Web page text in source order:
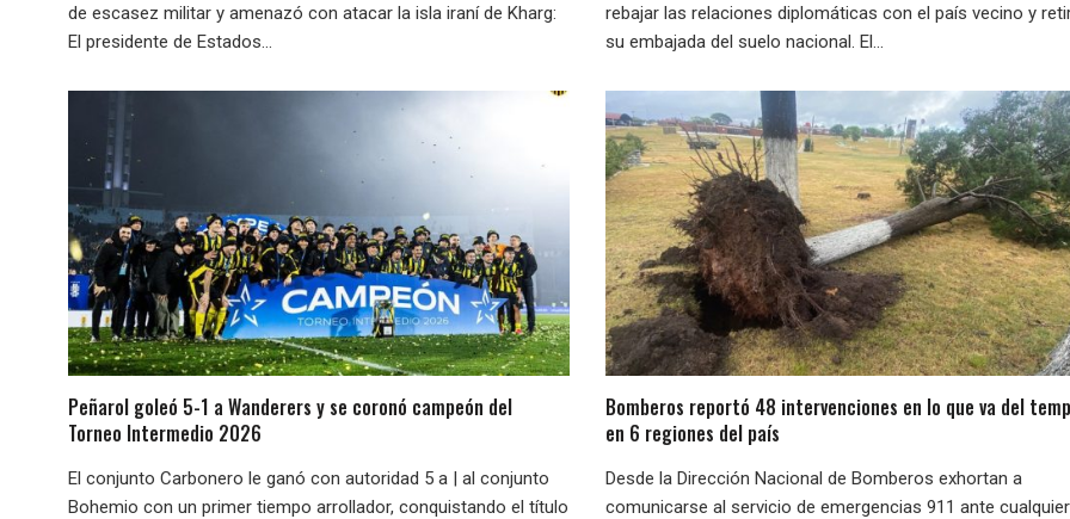
de escasez militar y amenazó con atacar la isla iraní de Kharg:
El presidente de Estados...
rebajar las relaciones diplomáticas con el país vecino y
su embajada del suelo nacional. El...
Peñarol goleó 5-1 a Wanderers y se coronó campeón del
Torneo Intermedio 2026
El conjunto Carbonero le ganó con autoridad 5 a | al conjunto
Bohemio con un primer tiempo arrollador, conquistando el título
Bomberos reportó 48 intervenciones en lo que va del
en 6 regiones del país
Desde la Dirección Nacional de Bomberos exhortan a
comunicarse al servicio de emergencias 911 ante cualquier